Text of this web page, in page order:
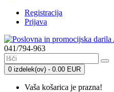
Registracija
Prijava
041/794-963
0 izdelek(ov) - 0.00 EUR
Vaša košarica je prazna!